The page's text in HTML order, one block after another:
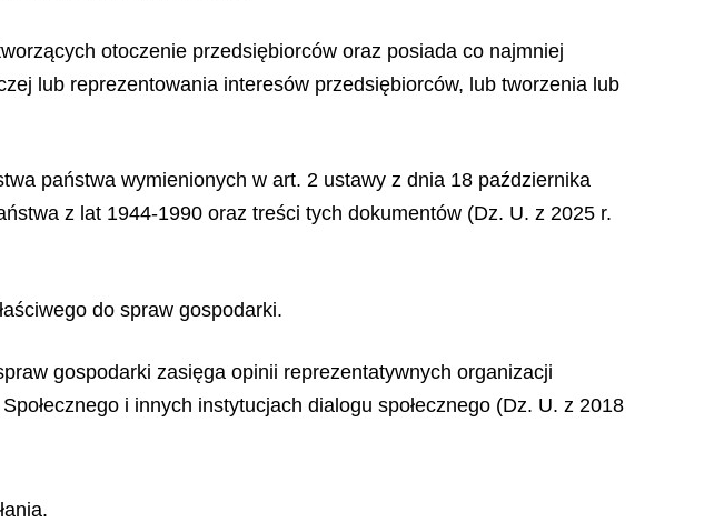
otoczenie przedsiębiorców oraz posiada co najmniej
lub reprezentowania interesów przedsiębiorców, lub tworzenia lub
państwa wymienionych w art. 2 ustawy z dnia 18 października
z lat 1944-1990 oraz treści tych dokumentów (Dz. U. z 2025 r.
do spraw gospodarki.
gospodarki zasięga opinii reprezentatywnych organizacji
i innych instytucjach dialogu społecznego (Dz. U. z 2018